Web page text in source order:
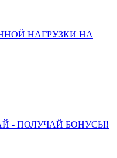
НАГРУЗКИ НА
- ПОЛУЧАЙ БОНУСЫ!